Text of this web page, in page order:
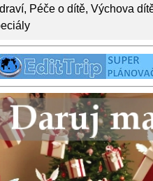
, Péče o dítě, Výchova